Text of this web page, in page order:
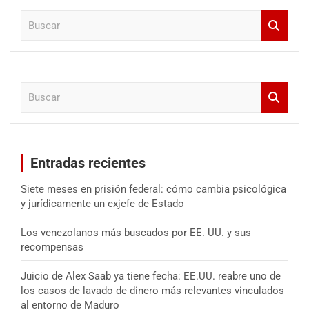
Entradas recientes
Siete meses en prisión federal: cómo cambia psicológica
y jurídicamente un exjefe de Estado
Los venezolanos más buscados por EE. UU. y sus
recompensas
Juicio de Alex Saab ya tiene fecha: EE.UU. reabre uno de
los casos de lavado de dinero más relevantes vinculados
al entorno de Maduro